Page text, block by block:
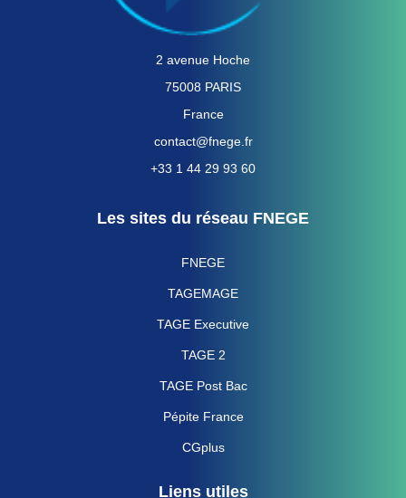
2 avenue Hoche
75008 PARIS
France
contact@fnege.fr
+33 1 44 29 93 60
Les sites du réseau FNEGE
FNEGE
TAGEMAGE
TAGE Executive
TAGE 2
TAGE Post Bac
Pépite France
CGplus
Liens utiles